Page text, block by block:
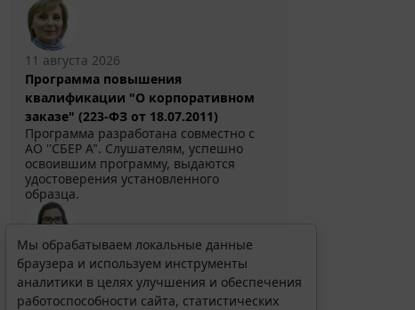
11 августа 2026
Программа повышения
квалификации "О корпоративном
заказе" (223-ФЗ от 18.07.2011)
Программа разработана совместно с
АО ''СБЕР А". Слушателям, успешно
освоившим программу, выдаются
удостоверения установленного
образца.
Выберите тему программы повышения квалификации
для юристов ...
Мы обрабатываем локальные данные
браузера и используем инструменты
аналитики в целях улучшения и обеспечения
работоспособности сайта, статистических